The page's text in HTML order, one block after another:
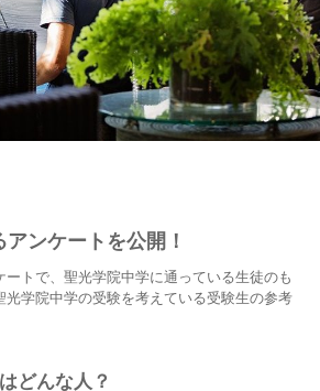
ンケートを公開！
ートで、聖光学院中学に通っている生徒のも
光学院中学の受験を考えている受験生の参考
どんな人？